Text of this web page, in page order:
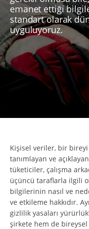
emanet ettiği
standart olarak
uyguluyoruz.
Kişisel veriler, bir
tanımlayan ve
tüketiciler, çalışma
üçüncü taraflarla ilgili
bilgilerinin nasıl ve
ve etkileme hakkıdır.
gizlilik yasaları
şirkete hem de bireysel